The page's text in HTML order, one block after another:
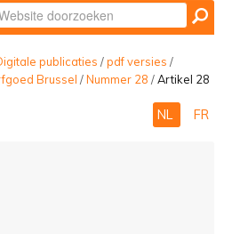
publicaties /pdf versies /
Brussel /Nummer 28 /Artikel 28
NL FR